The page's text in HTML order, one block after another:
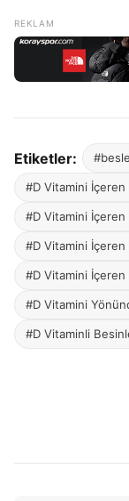
Etiketler:
#D Vitamini İçeren
#D Vitamini İçeren
#D Vitamini İçeren
#D Vitamini İçeren
#D Vitamini
#D Vitaminli